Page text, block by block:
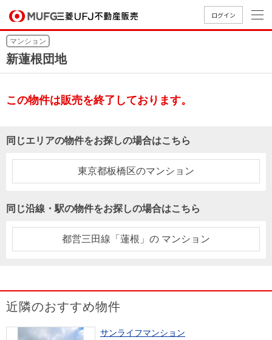
ログイン
買いたいTOP
マン
ショ
ンを
築・
中古
一戸
す
投
資
用物
売りたいTOP
料
査
定
却
相
談
売却
時手
取り
店舗案内TOP
案内（首
都圏）
案内（名
古屋）
案内（関
西）
会社情報TOP
つ
要
Way
経営ビジ
組織図
役員一
沿革
本社地
図
ニュース
会社案内
採用情報TOP
情報
採用情報
買いたい
会社情報
法人のお客さま
会員ページ
マンション
新蓮根団地
この物件は販売を終了しております。
同じエリアの物件をお探しの場合はこちら
東京都板橋区のマンション
同じ沿線・駅の物件をお探しの場合はこちら
都営三田線「蓮根」の マンション
近隣のおすすめ物件
サンライフマンション